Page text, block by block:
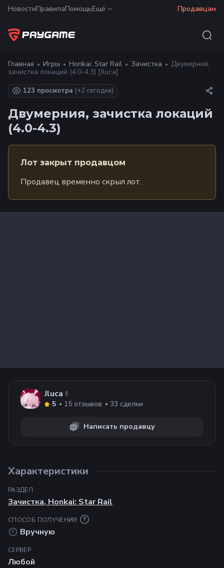
НовостиПравилаПомощьЕщё Продавцам
Главная Игры Honkai: Star Rail Зачистка
Двумерния,
зачистка локаций (4.0-4.3) [Jluca]
123 просмотра (+2 сегодня)
Двумерния, зачистка локаций
(4.0-4.3)
Лот закрыт продавцом
Продавец временно скрыл лот.
Jluca
5 15 отзывов 33 сделки
Написать продавцу
Характеристики
РАЗДЕЛ
Зачистка, Honkai: Star Rail
СПОСОБ ПОЛУЧЕНИЯ
Вручную
СЕРВЕР
Любой